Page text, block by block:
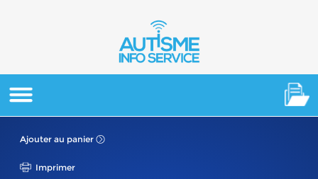
Ajouter au panier
Imprimer